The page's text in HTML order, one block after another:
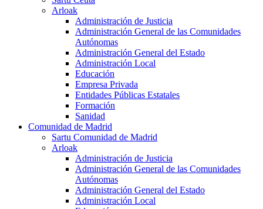
Arloak
Administración de Justicia
Administración General de las Comunidades
Autónomas
Administración General del Estado
Administración Local
Educación
Empresa Privada
Entidades Públicas Estatales
Formación
Sanidad
Comunidad de Madrid
Sartu Comunidad de Madrid
Arloak
Administración de Justicia
Administración General de las Comunidades
Autónomas
Administración General del Estado
Administración Local